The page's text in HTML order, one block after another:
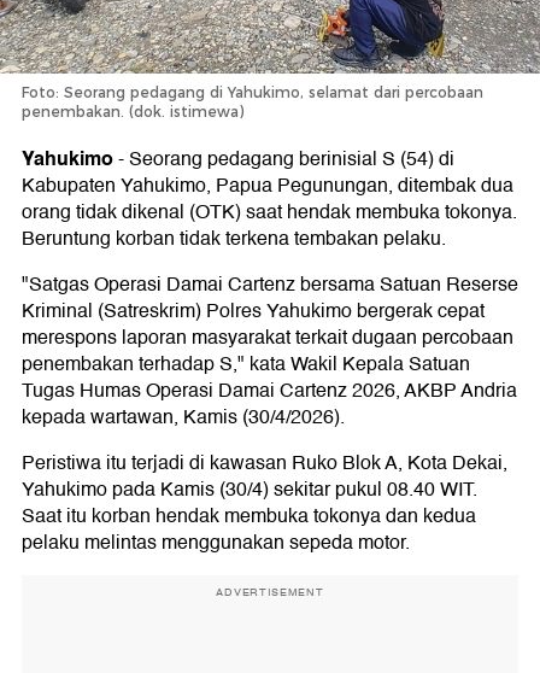
Foto: Seorang pedagang di Yahukimo, selamat dari percobaan
penembakan. (dok. istimewa)
Yahukimo-Seorang pedagang berinisial S (54) di
Kabupaten Yahukimo, Papua Pegunungan, ditembak dua
orang tidak dikenal (OTK) saat hendak membuka tokonya.
Beruntung korban tidak terkena tembakan pelaku.
"Satgas Operasi Damai Cartenz bersama Satuan Reserse
Kriminal (Satreskrim) Polres Yahukimo bergerak cepat
merespons laporan masyarakat terkait dugaan percobaan
penembakan terhadap S," kata Wakil Kepala Satuan
Tugas Humas Operasi Damai Cartenz 2026, AKBP Andria
kepada wartawan, Kamis (30/4/2026).
Peristiwa itu terjadi di kawasan Ruko Blok A, Kota Dekai,
Yahukimo pada Kamis (30/4) sekitar pukul 08.40 WIT.
Saat itu korban hendak membuka tokonya dan kedua
pelaku melintas menggunakan sepeda motor.
ADVERTISEMENT